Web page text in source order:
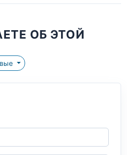
ОБ ЭТОЙ
новые